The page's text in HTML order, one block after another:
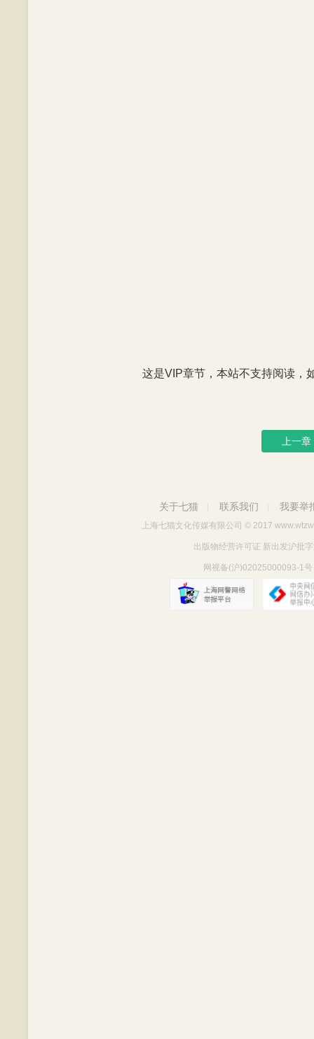
这是VIP章节，本站不支持阅读，
上一章
关于七猫 联系我们 我要举
上海七猫文化传媒有限公司 © 2017
出版物经营许可证 新出发沪批
网视备(沪)02025000093-1